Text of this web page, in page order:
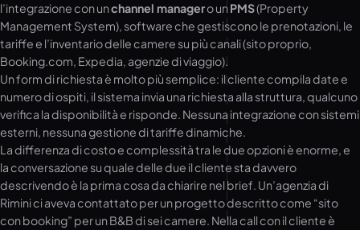
l’integrazione con unchannel managero unPMS(Property
Management System), software che gestiscono le prenotazioni, le
tariffe e l’inventario delle camere su più canali (sito proprio,
Booking.com, Expedia, agenzie di viaggio).
Un form di richiesta è molto più semplice: il cliente compila date e
numero di ospiti, il sistema invia una richiesta alla struttura, qualcuno
verifica la disponibilità e risponde. Nessuna integrazione con sistemi
esterni, nessuna gestione di tariffe dinamiche.
La differenza di costo e complessità tra le due opzioni è enorme, e
la conversazione su quale delle due il cliente sta davvero
descrivendo è la prima cosa da chiarire nel brief. Un’agenzia di
Rimini ci aveva contattato per un progetto descritto come “sito
con booking” per un B&B di sei camere. Nella call con il cliente è